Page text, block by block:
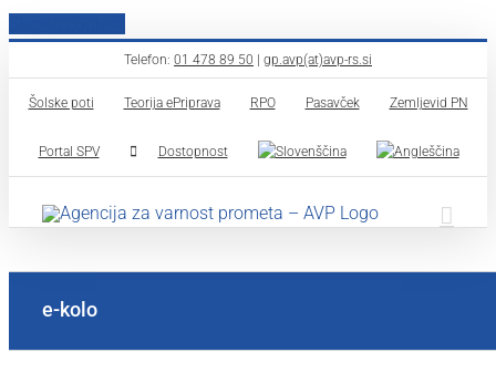
Telefon: 01 478 89 50 gp.avp(at)avp-rs.si
Šolske poti Teorija ePriprava RPO Pasavček Zemljevid PN
Portal SPV Dostopnost
e-kolo